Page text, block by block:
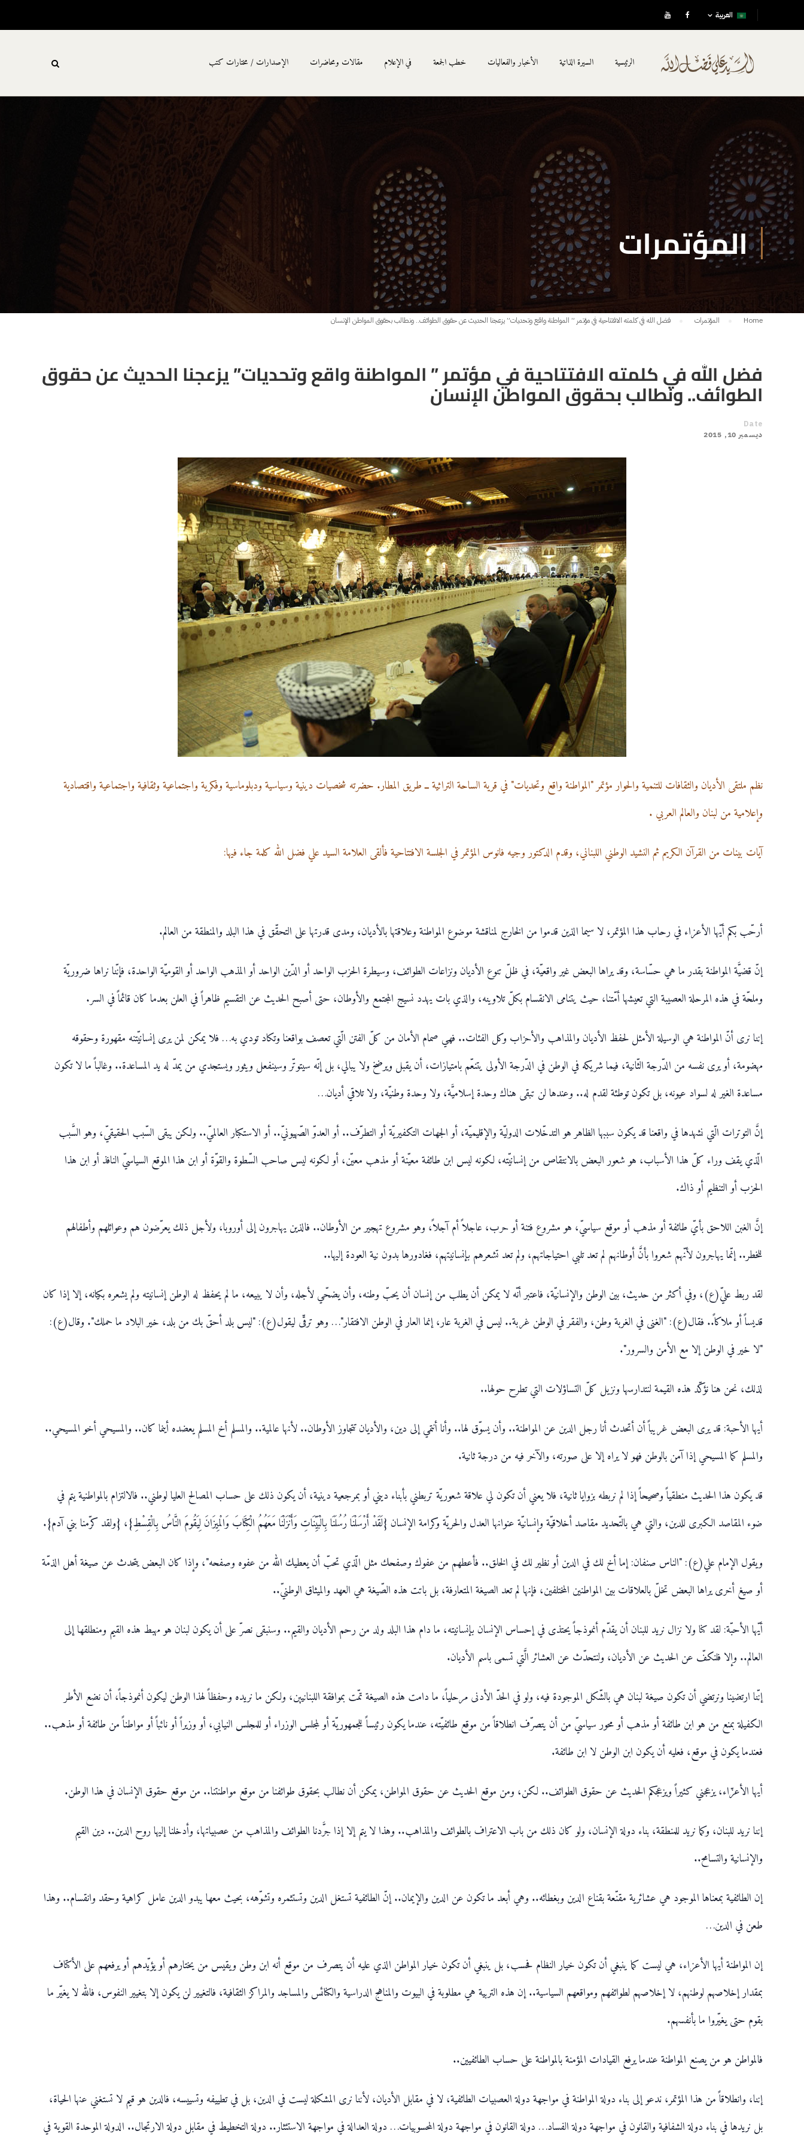
العربية
الرئيسية السيرة الذاتية الأخبار والفعاليات خطب الجمعة في الإعلام مقالات ومحاضرات الإصدارات / مختارات كتب
المؤتمرات
Home المؤتمرات فضل الله في كلمته الافتتاحية في مؤتمر ” المواطنة واقع وتحديات” يزعجنا الحديث عن حقوق الطوائف.. ونطالب بحقوق المواطن الإنسان
فضل الله في كلمته الافتتاحية في مؤتمر ” المواطنة واقع وتحديات” يزعجنا الحديث عن حقوق
الطوائف.. ونطالب بحقوق المواطن الإنسان
Date
ديسمبر 10, 2015
نظم ملتقى الأديان والثقافات للتنمية والحوار مؤتمر "المواطنة واقع وتحديات" في قرية الساحة التراثية ــ طريق المطار. حضرته شخصيات دينية وسياسية ودبلوماسية وفكرية واجتماعية وثقافية واجتماعية واقتصادية
وإعلامية من لبنان والعالم العربي .
آيات بينات من القرآن الكريم ثم النشيد الوطني اللبناني، وقدم الدكتور وجيه فانوس المؤتمر في الجلسة الافتتاحية فألقى العلامة السيد علي فضل الله كلمة جاء فيها:
أرحّب بكم أيّها الأعزاء في رحاب هذا المؤتمر، لا سيما الذين قدموا من الخارج لمناقشة موضوع المواطنة وعلاقتها بالأديان، ومدى قدرتها على التحقّق في هذا البلد والمنطقة من العالم.
إنّ قضيَّة المواطنة بقدر ما هي حسّاسة، وقد يراها البعض غير واقعيّة، في ظلّ تنوع الأديان ونزاعات الطوائف، وسيطرة الحزب الواحد أو الدّين الواحد أو المذهب الواحد أو القوميّة الواحدة، فإنّنا نراها ضروريّة
وملحّة في هذه المرحلة العصيبة التي تعيشها أمّتنا، حيث يتنامى الانقسام بكلّ تلاوينه، والذي بات يهدد نسيج المجتمع والأوطان، حتى أصبح الحديث عن التقسيم ظاهراً في العلن بعدما كان قائماً في السر.
إننا نرى أنّ المواطنة هي الوسيلة الأمثل لحفظ الأديان والمذاهب والأحزاب وكل الفئات.. فهي صمام الأمان من كلّ الفتن الّتي تعصف بواقعنا وتكاد تودي به… فلا يمكن لمن يرى إنسانيّتنه مقهورة وحقوقه
مهضومة، أو يرى نفسه من الدّرجة الثّانية، فيما شريكه في الوطن في الدّرجة الأولى يتنعّم بامتيازات، أن يقبل ويرضخ ولا يبالي، بل إنّه سيتوتّر وسينفعل ويثور ويستجدي من يمدّ له يد المساعدة.. وغالباً ما لا تكون
مساعدة الغير له لسواد عيونه، بل تكون توطئة لقدم له.. وعندها لن تبقى هناك وحدة إسلاميَّة، ولا وحدة وطنيّة، ولا تلاقي أديان…
إنَّ التوترات الّتي نشهدها في واقعنا قد يكون سببها الظاهر هو التدخّلات الدوليّة والإقليميّة، أو الجهات التكفيريّة أو التطرّف.. أو العدوّ الصّهيونيّ.. أو الاستكبار العالميّ.. ولكن يبقى السّبب الحقيقيّ، وهو السَّبب
الّذي يقف وراء كلّ هذا الأسباب، هو شعور البعض بالانتقاص من إنسانيّته، لكونه ليس ابن طائفة معيّنة أو مذهب معيّن، أو لكونه ليس صاحب السّطوة والقوّة أو ابن هذا الموقع السياسيّ النافذ أو ابن هذا
الحزب أو التنظيم أو ذاك.
إنَّ الغبن اللاحق بأيّ طائفة أو مذهب أو موقع سياسيّ، هو مشروع فتنة أو حرب، عاجلاً أم آجلاً، وهو مشروع تهجير من الأوطان.. فالذين يهاجرون إلى أوروبا، ولأجل ذلك يعرّضون هم وعوائلهم وأطفالهم
للخطر.. إنّما يهاجرون لأنّهم شعروا بأنَّ أوطانهم لم تعد تلبي احتياجاتهم، ولم تعد تشعرهم بإنسانيتهم، فغادورها بدون نية العودة إليها..
لقد ربط عليّ(ع)، وفي أكثر من حديث، بين الوطن والإنسانيّة، فاعتبر أنّه لا يمكن أن يطلب من إنسان أن يحبّ وطنه، وأن يضحّي لأجله، وأن لا يبيعه، ما لم يحفظ له الوطن إنسانيته ولم يشعره بكيانه، إلا إذا كان
قديساً أو ملاكاً.. فقال(ع): "الغنی في الغربة وطن، والفقر في الوطن غربة.. ليس في الغربة عار، إنما العار في الوطن الافتقار"… وهو ترقّى ليقول(ع): "ليس بلد أحقّ بك من بلد، خير البلاد ما حملك". وقال(ع):
"لا خير في الوطن إلا مع الأمن والسرور".
لذلك، نحن هنا نؤكّد هذه القيمة لنتدارسها ونزيل كلّ التساؤلات التي تطرح حولها..
أيها الأحبة: قد يرى البعض غريباً أن أتحدث أنا رجل الدين عن المواطنة.. وأن يسوّق لها.. وأنا أنتمي إلى دين، والأديان تتجاوز الأوطان.. لأنها عالمية.. والمسلم أخ المسلم يعضده أينما كان.. والمسيحي أخو المسيحي..
والمسلم كما المسيحي إذا آمن بالوطن فهو لا يراه إلا على صورته، والآخر فيه من درجة ثانية.
قد يكون هذا الحديث منطقياً وصحيحاً إذا لم نربطه بزوايا ثانية، فلا يعني أن تكون لي علاقة شعوريّة تربطني بأبناء ديني أو بمرجعية دينية، أن يكون ذلك على حساب المصالح العليا لوطني.. فالالتزام بالمواطنية يتم في
ضوء المقاصد الكبرى للدين، والتي هي بالتّحديد مقاصد أخلاقيّة وإنسانيّة عنوانها العدل والحريّة وكرامة الإنسان {لَقَدْ أَرْسَلْنَا رُسُلَنَا بِالْبَيِّنَاتِ وَأَنْزَلْنَا مَعَهُمُ الْكِتَابَ وَالْمِيزَانَ لِيَقُومَ النَّاسُ بِالْقِسْطِ}، {ولقد كرّمنا بني آدم}.
ويقول الإمام علي(ع): "الناس صنفان: إما أخ لك في الدين أو نظير لك في الخلق.. فأعطهم من عفوك وصفحك مثل الّذي تحبّ أن يعطيك الله من عفوه وصفحه"، وإذا كان البعض يتحدث عن صيغة أهل الذمّة
أو صيغ أخرى يراها البعض تخلّ بالعلاقات بين المواطنين المختلفين، فإنها لم تعد الصيغة المتعارفة، بل باتت هذه الصّيغة هي العهد والميثاق الوطنيّ..
أيّها الأحبّة: لقد كنا ولا نزال نريد للبنان أن يقدّم أنموذجاً يحتذى في إحساس الإنسان بإنسانيته، ما دام هذا البلد ولد من رحم الأديان والقيم.. وسنبقى نصرّ على أن يكون لبنان هو مهبط هذه القيم ومنطلقها إلى
العالم.. وإلا فلنكفّ عن الحديث عن الأديان، ولنتحدّث عن العشائر الَّتي تسمى باسم الأديان.
إنّنا ارتضينا ونرتضي أن تكون صيغة لبنان هي بالشّكل الموجودة فيه، ولو في الحدّ الأدنى مرحلياً، ما دامت هذه الصيغة تمّت بموافقة اللبنانيين، ولكن ما نريده وحفظاً لهذا الوطن ليكون أنموذجاً، أن نضع الأطر
الكفيلة بمنع من هو ابن طائفة أو مذهب أو محور سياسيّ من أن يتصرّف انطلاقاً من موقع طائفيّته، عندما يكون رئيساً للجمهوريّة أو لمجلس الوزراء أو للمجلس النيابي، أو وزيراً أو نائباً أو مواطناً من طائفة أو مذهب..
فعندما يكون في موقع، فعليه أن يكون ابن الوطن لا ابن طائفة.
أيها الأعزّاء، يزعجني كثيراً ويزعجكم الحديث عن حقوق الطوائف.. لكن، ومن موقع الحديث عن حقوق المواطن، يمكن أن نطالب بحقوق طوائفنا من موقع مواطنتنا.. من موقع حقوق الإنسان في هذا الوطن.
إننا نريد للبنان، وكما نريد للمنطقة، بناء دولة الإنسان، ولو كان ذلك من باب الاعتراف بالطوائف والمذاهب.. وهذا لا يتم إلا إذا جرَّدنا الطوائف والمذاهب من عصبياتها، وأدخلنا إليها روح الدين.. دين القيم
والإنسانية والتسامح..
إن الطائفية بمعناها الموجود هي عشائرية مقنّعة بقناع الدين وبغطائه.. وهي أبعد ما تكون عن الدين والإيمان.. إنّ الطائفية تستغل الدين وتستثمره وتشوّهه، بحيث معها يبدو الدين عامل كراهية وحقد وانقسام.. وهذا
طعن في الدين…
إن المواطنة أيها الأعزاء، هي ليست كما ينبغي أن تكون خيار النظام فحسب، بل ينبغي أن تكون خيار المواطن الذي عليه أن يتصرف من موقع أنه ابن وطن ويقيس من يختارهم أو يؤيّدهم أو يرفعهم على الأكتاف
بمقدار إخلاصهم لوطنهم، لا إخلاصهم لطوائفهم ومواقعهم السياسية.. إن هذه التربية هي مطلوبة في البيوت والمناهج الدراسية والكنائس والمساجد والمراكز الثقافية، فالتغيير لن يكون إلا بتغيير النفوس، فالله لا يغيّر ما
بقوم حتى يغيّروا ما بأنفسهم.
فالمواطن هو من يصنع المواطنة عندما يرفع القيادات المؤمنة بالمواطنة على حساب الطائفيين..
إننا، وانطلاقاً من هذا المؤتمر، ندعو إلى بناء دولة المواطنة في مواجهة دولة العصبيات الطائفية، لا في مقابل الأديان، لأننا نرى المشكلة ليست في الدين، بل في تطييفه وتسييسه، فالدين هو قيم لا تستغني عنها الحياة،
بل نريدها في بناء دولة الشفافية والقانون في مواجهة دولة الفساد… دولة القانون في مواجهة دولة المحسوبيات… دولة العدالة في مواجهة الاستئثار.. دولة التخطيط في مقابل دولة الارتجال.. الدولة الموحدة القوية في